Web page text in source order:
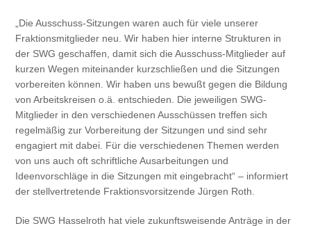
„Die Ausschuss-Sitzungen waren auch für viele unserer
Fraktionsmitglieder neu. Wir haben hier interne Strukturen in
der SWG geschaffen, damit sich die Ausschuss-Mitglieder auf
kurzen Wegen miteinander kurzschließen und die Sitzungen
vorbereiten können. Wir haben uns bewußt gegen die Bildung
von Arbeitskreisen o.ä. entschieden. Die jeweiligen SWG-
Mitglieder in den verschiedenen Ausschüssen treffen sich
regelmäßig zur Vorbereitung der Sitzungen und sind sehr
engagiert mit dabei. Für die verschiedenen Themen werden
von uns auch oft schriftliche Ausarbeitungen und
Ideenvorschläge in die Sitzungen mit eingebracht“ – informiert
der stellvertretende Fraktionsvorsitzende Jürgen Roth.
Die SWG Hasselroth hat viele zukunftsweisende Anträge in der